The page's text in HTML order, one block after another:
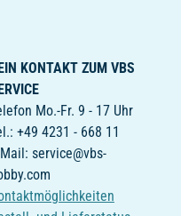
KONTAKT ZUM VBS
Mo.-Fr. 9 - 17 Uhr
+49 4231 - 668 11
service@vbs-